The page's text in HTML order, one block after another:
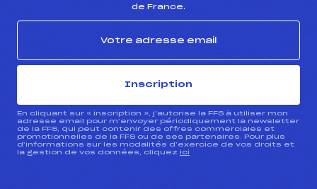
de France.
Inscription
En cliquant sur « inscription », j’autorise la FFS à utiliser mon
adresse email pour m’envoyer périodiquement la newsletter
de la FFS, qui peut contenir des offres commerciales et
promotionnelles de la FFS ou de ses partenaires. Pour plus
d’informations sur les modalités d’exercice de vos droits et
la gestion de vos données, cliquez ici